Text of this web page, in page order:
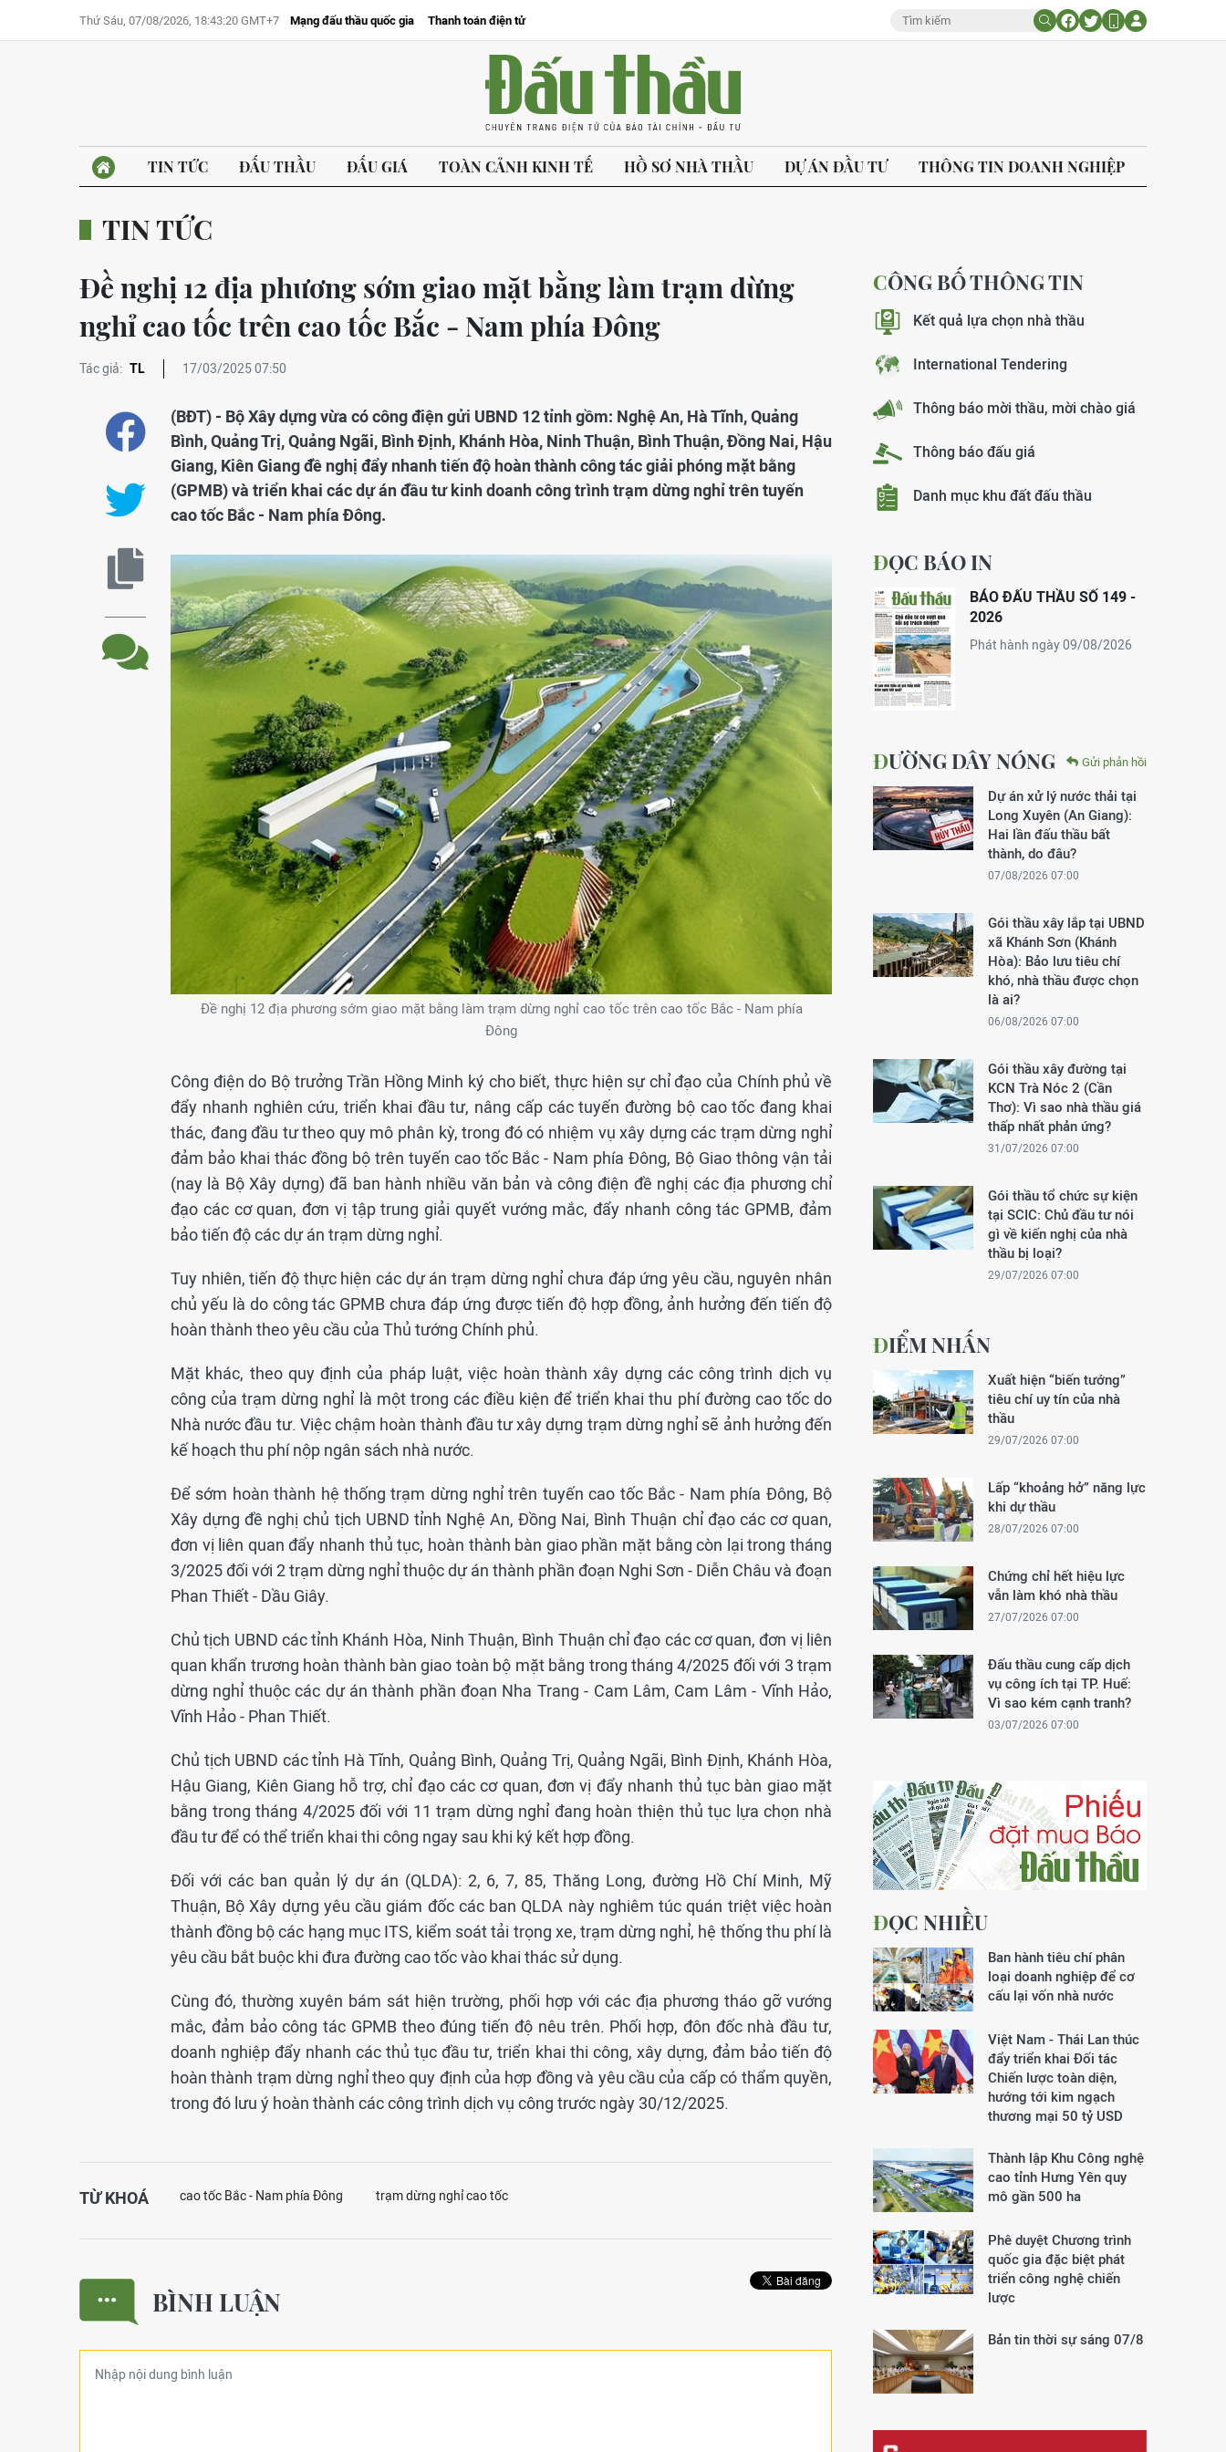
Thứ Sáu, 07/08/2026, 18:43:20 GMT+7 Mạng đấu thầu quốc gia Thanh toán điện tử
TIN TỨC ĐẤU THẦU ĐẤU GIÁ TOÀN CẢNH KINH TẾ HỒ SƠ NHÀ THẦU DỰ ÁN ĐẦU TƯ THÔNG TIN DOANH NGHIỆP
TIN TỨC
Đề nghị 12 địa phương sớm giao mặt bằng làm trạm dừng
nghỉ cao tốc trên cao tốc Bắc - Nam phía Đông
Tác giả: TL 17/03/2025 07:50
(BĐT) - Bộ Xây dựng vừa có công điện gửi UBND 12 tỉnh gồm: Nghệ An, Hà Tĩnh, Quảng
Bình, Quảng Trị, Quảng Ngãi, Bình Định, Khánh Hòa, Ninh Thuận, Bình Thuận, Đồng Nai, Hậu
Giang, Kiên Giang đề nghị đẩy nhanh tiến độ hoàn thành công tác giải phóng mặt bằng
(GPMB) và triển khai các dự án đầu tư kinh doanh công trình trạm dừng nghỉ trên tuyến
cao tốc Bắc - Nam phía Đông.
Đề nghị 12 địa phương sớm giao mặt bằng làm trạm dừng nghỉ cao tốc trên cao tốc Bắc - Nam phía
Đông
Công điện do Bộ trưởng Trần Hồng Minh ký cho biết, thực hiện sự chỉ đạo của Chính phủ về
đẩy nhanh nghiên cứu, triển khai đầu tư, nâng cấp các tuyến đường bộ cao tốc đang khai
thác, đang đầu tư theo quy mô phân kỳ, trong đó có nhiệm vụ xây dựng các trạm dừng nghỉ
đảm bảo khai thác đồng bộ trên tuyến cao tốc Bắc - Nam phía Đông, Bộ Giao thông vận tải
(nay là Bộ Xây dựng) đã ban hành nhiều văn bản và công điện đề nghị các địa phương chỉ
đạo các cơ quan, đơn vị tập trung giải quyết vướng mắc, đẩy nhanh công tác GPMB, đảm
bảo tiến độ các dự án trạm dừng nghỉ.
Tuy nhiên, tiến độ thực hiện các dự án trạm dừng nghỉ chưa đáp ứng yêu cầu, nguyên nhân
chủ yếu là do công tác GPMB chưa đáp ứng được tiến độ hợp đồng, ảnh hưởng đến tiến độ
hoàn thành theo yêu cầu của Thủ tướng Chính phủ.
Mặt khác, theo quy định của pháp luật, việc hoàn thành xây dựng các công trình dịch vụ
công của trạm dừng nghỉ là một trong các điều kiện để triển khai thu phí đường cao tốc do
Nhà nước đầu tư. Việc chậm hoàn thành đầu tư xây dựng trạm dừng nghỉ sẽ ảnh hưởng đến
kế hoạch thu phí nộp ngân sách nhà nước.
Để sớm hoàn thành hệ thống trạm dừng nghỉ trên tuyến cao tốc Bắc - Nam phía Đông, Bộ
Xây dựng đề nghị chủ tịch UBND tỉnh Nghệ An, Đồng Nai, Bình Thuận chỉ đạo các cơ quan,
đơn vị liên quan đẩy nhanh thủ tục, hoàn thành bàn giao phần mặt bằng còn lại trong tháng
3/2025 đối với 2 trạm dừng nghỉ thuộc dự án thành phần đoạn Nghi Sơn - Diễn Châu và đoạn
Phan Thiết - Dầu Giây.
Chủ tịch UBND các tỉnh Khánh Hòa, Ninh Thuận, Bình Thuận chỉ đạo các cơ quan, đơn vị liên
quan khẩn trương hoàn thành bàn giao toàn bộ mặt bằng trong tháng 4/2025 đối với 3 trạm
dừng nghỉ thuộc các dự án thành phần đoạn Nha Trang - Cam Lâm, Cam Lâm - Vĩnh Hảo,
Vĩnh Hảo - Phan Thiết.
Chủ tịch UBND các tỉnh Hà Tĩnh, Quảng Bình, Quảng Trị, Quảng Ngãi, Bình Định, Khánh Hòa,
Hậu Giang, Kiên Giang hỗ trợ, chỉ đạo các cơ quan, đơn vị đẩy nhanh thủ tục bàn giao mặt
bằng trong tháng 4/2025 đối với 11 trạm dừng nghỉ đang hoàn thiện thủ tục lựa chọn nhà
đầu tư để có thể triển khai thi công ngay sau khi ký kết hợp đồng.
Đối với các ban quản lý dự án (QLDA): 2, 6, 7, 85, Thăng Long, đường Hồ Chí Minh, Mỹ
Thuận, Bộ Xây dựng yêu cầu giám đốc các ban QLDA này nghiêm túc quán triệt việc hoàn
thành đồng bộ các hạng mục ITS, kiểm soát tải trọng xe, trạm dừng nghỉ, hệ thống thu phí là
yêu cầu bắt buộc khi đưa đường cao tốc vào khai thác sử dụng.
Cùng đó, thường xuyên bám sát hiện trường, phối hợp với các địa phương tháo gỡ vướng
mắc, đảm bảo công tác GPMB theo đúng tiến độ nêu trên. Phối hợp, đôn đốc nhà đầu tư,
doanh nghiệp đẩy nhanh các thủ tục đầu tư, triển khai thi công, xây dựng, đảm bảo tiến độ
hoàn thành trạm dừng nghỉ theo quy định của hợp đồng và yêu cầu của cấp có thẩm quyền,
trong đó lưu ý hoàn thành các công trình dịch vụ công trước ngày 30/12/2025.
TỪ KHOÁ cao tốc Bắc - Nam phía Đông trạm dừng nghỉ cao tốc
BÌNH LUẬN
CÔNG BỐ THÔNG TIN
Kết quả lựa chọn nhà thầu
International Tendering
Thông báo mời thầu, mời chào giá
Thông báo đấu giá
Danh mục khu đất đấu thầu
ĐỌC BÁO IN
BÁO ĐẤU THẦU SỐ 149 -
2026
Phát hành ngày 09/08/2026
ĐƯỜNG DÂY NÓNG Gửi phản hồi
Dự án xử lý nước thải tại
Long Xuyên (An Giang):
Hai lần đấu thầu bất
thành, do đâu?
07/08/2026 07:00
Gói thầu xây lắp tại UBND
xã Khánh Sơn (Khánh
Hòa): Bảo lưu tiêu chí
khó, nhà thầu được chọn
là ai?
06/08/2026 07:00
Gói thầu xây đường tại
KCN Trà Nóc 2 (Cần
Thơ): Vì sao nhà thầu giá
thấp nhất phản ứng?
31/07/2026 07:00
Gói thầu tổ chức sự kiện
tại SCIC: Chủ đầu tư nói
gì về kiến nghị của nhà
thầu bị loại?
29/07/2026 07:00
ĐIỂM NHẤN
Xuất hiện “biến tướng”
tiêu chí uy tín của nhà
thầu
29/07/2026 07:00
Lấp “khoảng hở” năng lực
khi dự thầu
28/07/2026 07:00
Chứng chỉ hết hiệu lực
vẫn làm khó nhà thầu
27/07/2026 07:00
Đấu thầu cung cấp dịch
vụ công ích tại TP. Huế:
Vì sao kém cạnh tranh?
03/07/2026 07:00
ĐỌC NHIỀU
Ban hành tiêu chí phân
loại doanh nghiệp để cơ
cấu lại vốn nhà nước
Việt Nam - Thái Lan thúc
đẩy triển khai Đối tác
Chiến lược toàn diện,
hướng tới kim ngạch
thương mại 50 tỷ USD
Thành lập Khu Công nghệ
cao tỉnh Hưng Yên quy
mô gần 500 ha
Phê duyệt Chương trình
quốc gia đặc biệt phát
triển công nghệ chiến
lược
Bản tin thời sự sáng 07/8